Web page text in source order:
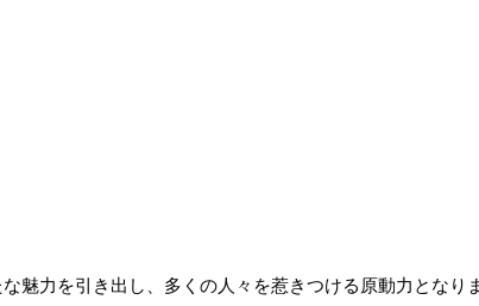
魅力を引き出し、多くの人々を惹きつける原動力となり